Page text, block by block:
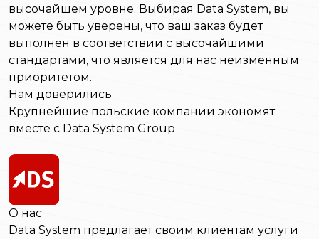
высочайшем уровне. Выбирая Data System, вы
можете быть уверены, что ваш заказ будет
выполнен в соответствии с высочайшими
стандартами, что является для нас неизменным
приоритетом.
Нам доверились
Крупнейшие польские компании экономят
вместе с Data System Group
О нас
Data System предлагает своим клиентам услуги